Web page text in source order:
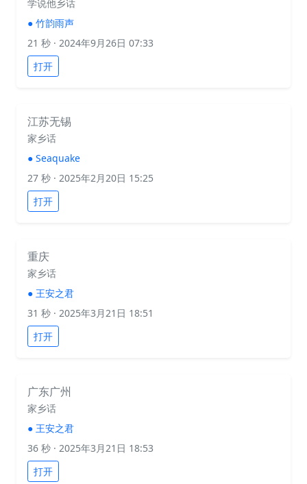
学说他乡话
● 竹韵雨声
21 秒 · 2024年9月26日 07:33
打开
江苏无锡
家乡话
● Seaquake
27 秒 · 2025年2月20日 15:25
打开
重庆
家乡话
● 王安之君
31 秒 · 2025年3月21日 18:51
打开
广东广州
家乡话
● 王安之君
36 秒 · 2025年3月21日 18:53
打开